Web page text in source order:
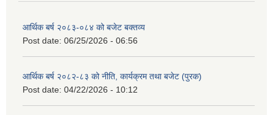
आर्थिक बर्ष २०८३-०८४ को बजेट बक्तव्य
Post date: 06/25/2026 - 06:56
आर्थिक बर्ष २०८२-८३ को नीति, कार्यक्रम तथा बजेट (पुरक)
Post date: 04/22/2026 - 10:12